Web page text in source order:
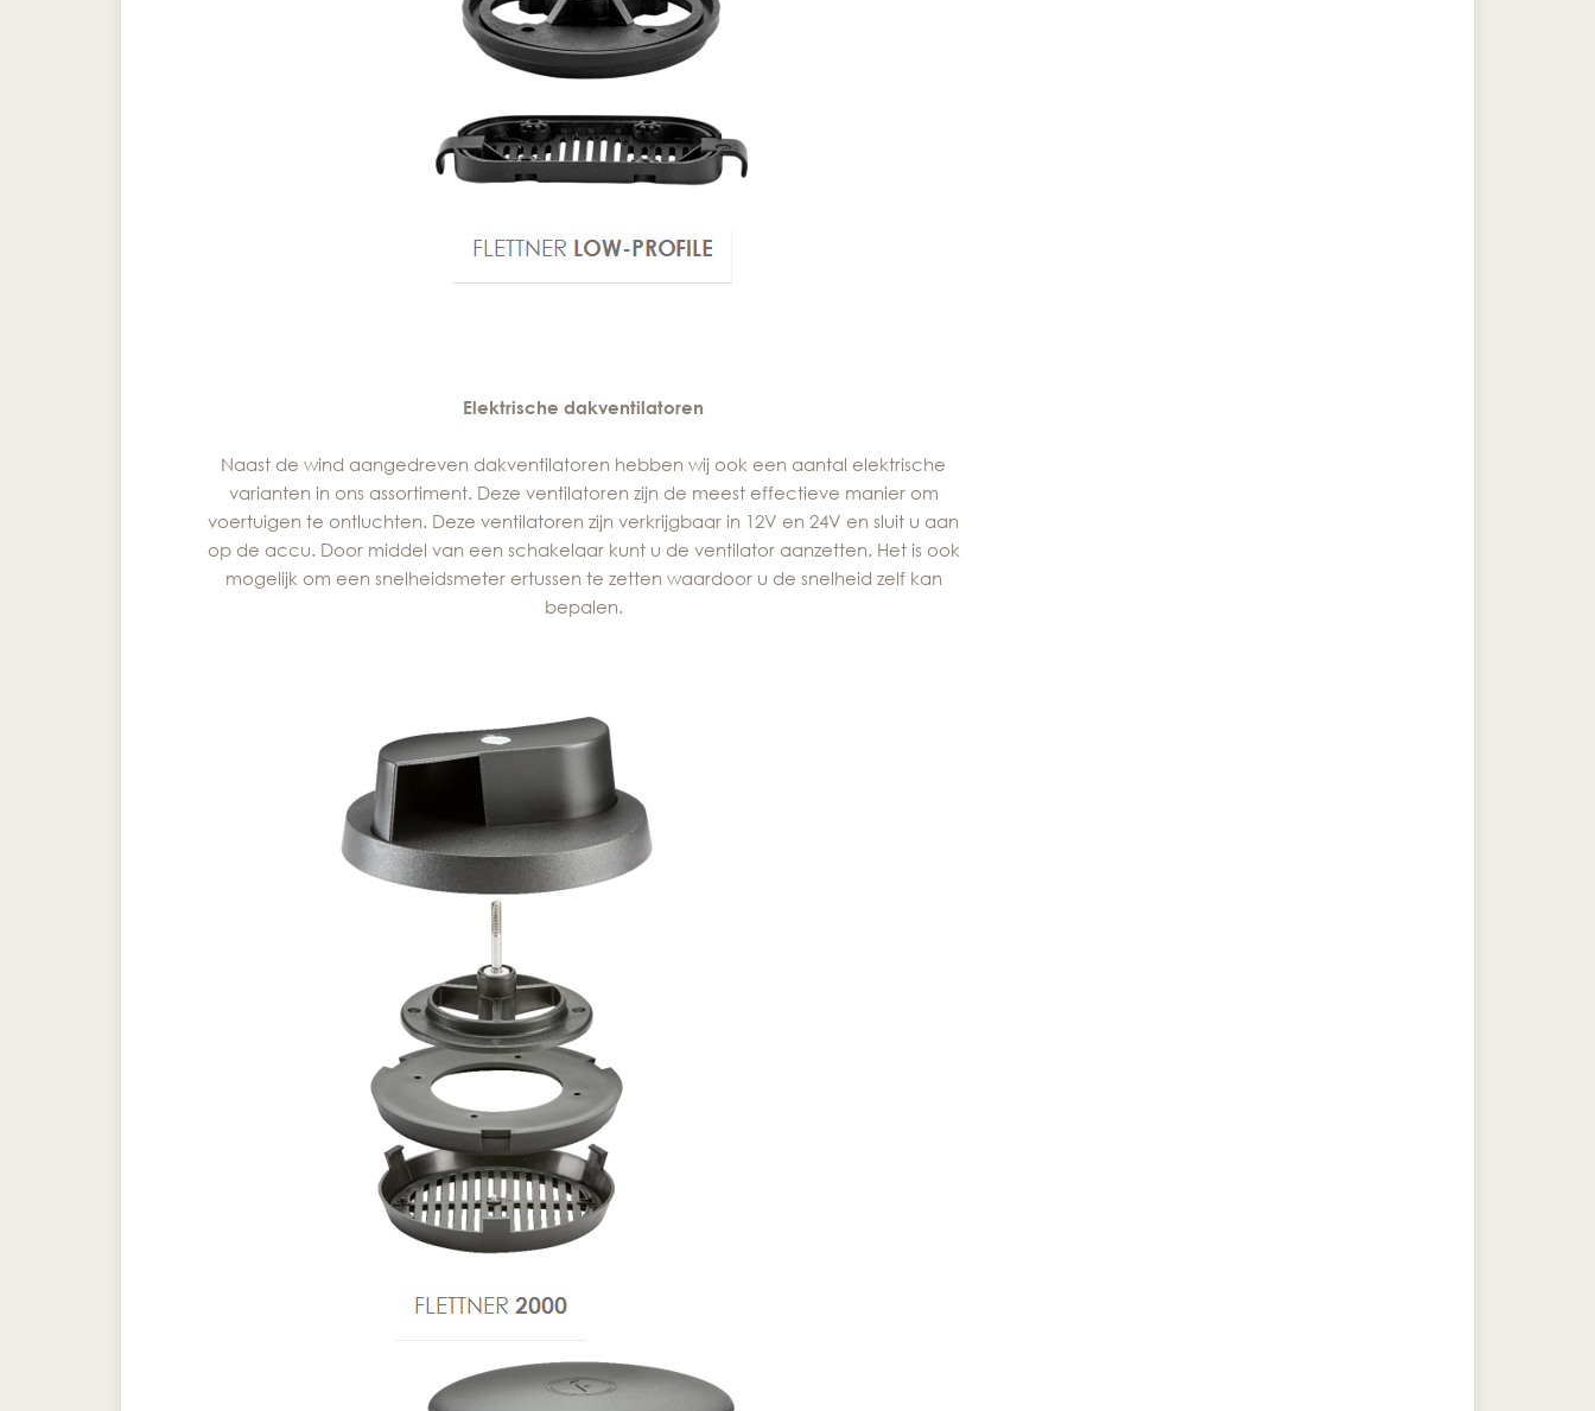
Elektrische dakventilatoren
Naast de wind aangedreven dakventilatoren hebben wij ook een aantal elektrische
varianten in ons assortiment. Deze ventilatoren zijn de meest effectieve manier om
voertuigen te ontluchten. Deze ventilatoren zijn verkrijgbaar in 12V en 24V en sluit u aan
op de accu. Door middel van een schakelaar kunt u de ventilator aanzetten. Het is ook
mogelijk om een snelheidsmeter ertussen te zetten waardoor u de snelheid zelf kan
bepalen.